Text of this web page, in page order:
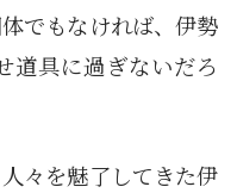
でもなければ、伊勢
道具に過ぎないだろ
々を魅了してきた伊